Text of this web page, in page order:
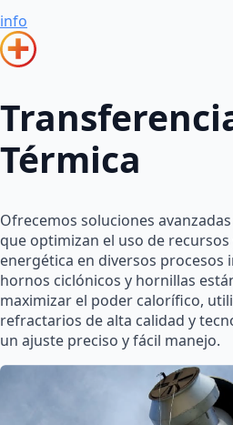
info
Térmica
Ofrecemos soluciones
que optimizan el uso de
energética en diversos procesos
hornos ciclónicos y hornillas
maximizar el poder calorífico,
refractarios de alta calidad y
un ajuste preciso y fácil manejo.